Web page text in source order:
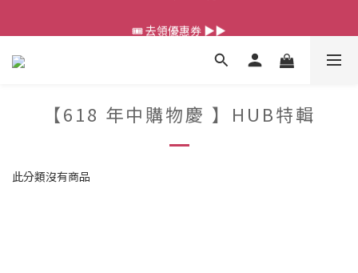
🎟️ 去領優惠券 ▶▶
💰新會員送 $88 購物金
【618 年中購物慶 】HUB特輯
此分類沒有商品